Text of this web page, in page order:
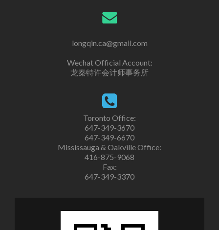
longqin.ca@gmail.com
Wechat Official Account:
龙秦特许会计师事务所
Toronto Office:
647-349-3670
647-349-6670
Mississauga & Oakville Office:
416-875-9068
Fax:
647-349-3370